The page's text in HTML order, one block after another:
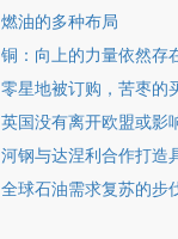
燃油的多种布局
铜：向上的力量依然存
零星地被订购，苦枣的
英国没有离开欧盟或影
河钢与达涅利合作打造
全球石油需求复苏的步